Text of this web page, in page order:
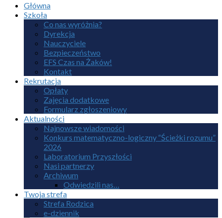
Główna
Szkoła
Co nas wyróżnia?
Dyrekcja
Nauczyciele
Bezpieczeństwo
EFS Czas na Żaków!
Kontakt
Rekrutacja
Opłaty
Zajęcia dodatkowe
Formularz zgłoszeniowy
Aktualności
Najnowsze wiadomości
Konkurs matematyczno-logiczny “Ścieżki rozumu”
2026
Laboratorium Przyszłości
Nasi partnerzy
Archiwum
Odwiedzili nas…
Twoja strefa
Strefa Rodzica
e-dziennik